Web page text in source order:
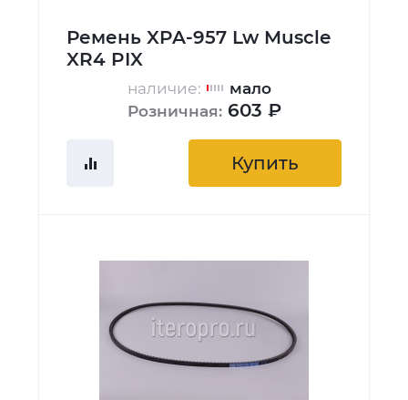
Ремень XPA-957 Lw Muscle
XR4 PIX
наличие:
мало
Розничная:603 ₽
Купить